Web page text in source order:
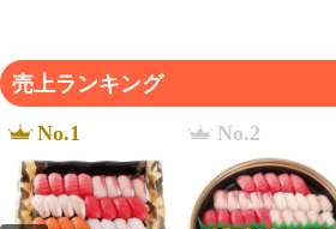
売上ランキング
No.1 No.2